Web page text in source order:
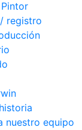
registro
nuestro equipo